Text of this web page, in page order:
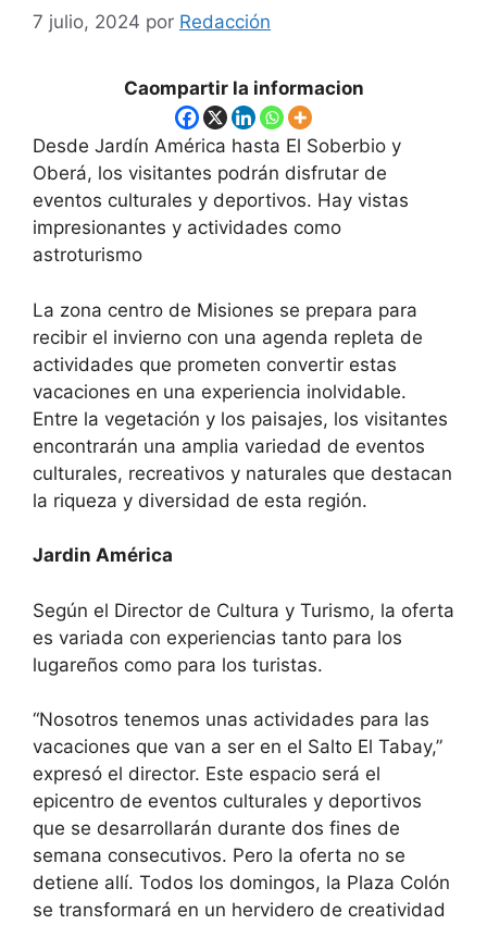
7 julio, 2024 por Redacción
Caompartir la informacion
Desde Jardín América hasta El Soberbio y
Oberá, los visitantes podrán disfrutar de
eventos culturales y deportivos. Hay vistas
impresionantes y actividades como
astroturismo
La zona centro de Misiones se prepara para
recibir el invierno con una agenda repleta de
actividades que prometen convertir estas
vacaciones en una experiencia inolvidable.
Entre la vegetación y los paisajes, los visitantes
encontrarán una amplia variedad de eventos
culturales, recreativos y naturales que destacan
la riqueza y diversidad de esta región.
Jardin América
Según el Director de Cultura y Turismo, la oferta
es variada con experiencias tanto para los
lugareños como para los turistas.
“Nosotros tenemos unas actividades para las
vacaciones que van a ser en el Salto El Tabay,”
expresó el director. Este espacio será el
epicentro de eventos culturales y deportivos
que se desarrollarán durante dos fines de
semana consecutivos. Pero la oferta no se
detiene allí. Todos los domingos, la Plaza Colón
se transformará en un hervidero de creatividad